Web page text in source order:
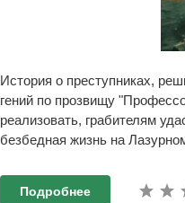
История о преступниках,
гений по прозвищу
реализовать, грабителям
безбедная жизнь на
Подробнее